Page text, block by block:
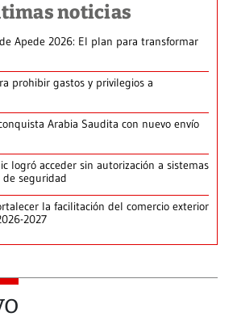
noticias
Apede 2026: El plan para transformar
prohibir gastos y privilegios a
Arabia Saudita con nuevo envío
logró acceder sin autorización a sistemas
seguridad
la facilitación del comercio exterior
2027